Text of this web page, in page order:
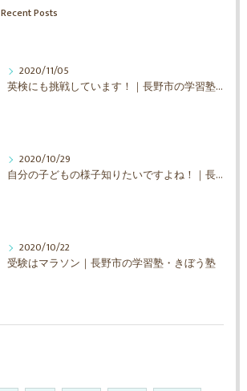
Recent Posts
2020/11/05
英検にも挑戦しています！｜長野市の学習塾・きぼう塾
2020/10/29
自分の子どもの様子知りたいですよね！｜長野市の学習塾・きぼう塾
2020/10/22
受験はマラソン｜長野市の学習塾・きぼう塾